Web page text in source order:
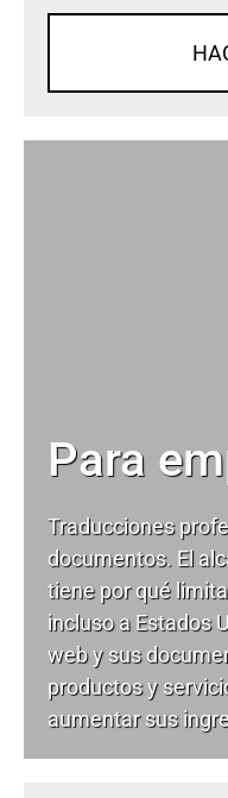
Para
Traducciones
documentos. El
tiene por qué
incluso a Estados
web y sus
productos y
aumentar sus